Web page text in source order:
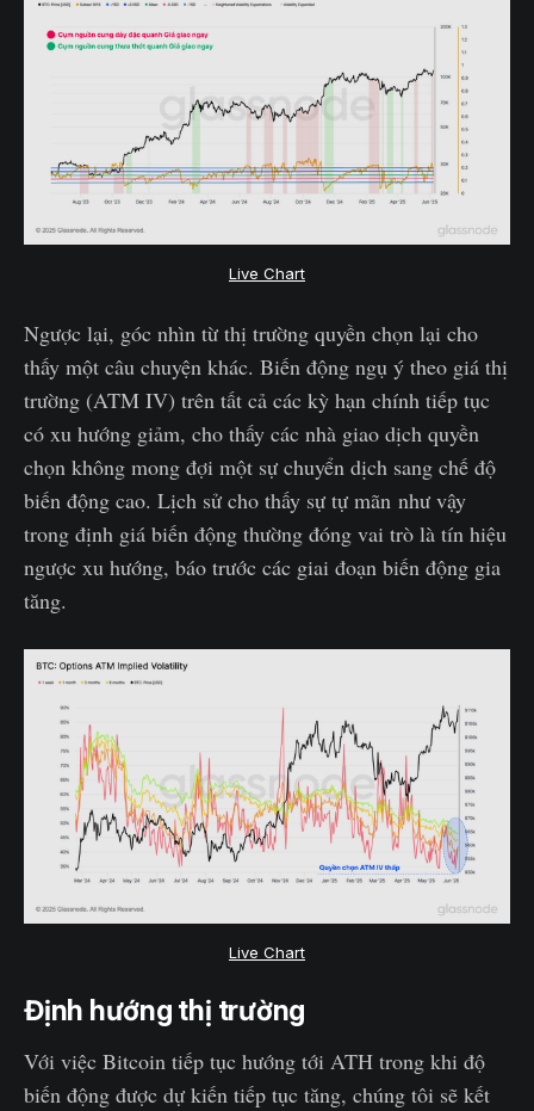
Live Chart
Ngược lại, góc nhìn từ thị trường quyền chọn lại cho
thấy một câu chuyện khác. Biến động ngụ ý theo giá thị
trường (ATM IV) trên tất cả các kỳ hạn chính tiếp tục
có xu hướng giảm, cho thấy các nhà giao dịch quyền
chọn không mong đợi một sự chuyển dịch sang chế độ
biến động cao. Lịch sử cho thấy sự tự mãn như vậy
trong định giá biến động thường đóng vai trò là tín hiệu
ngược xu hướng, báo trước các giai đoạn biến động gia
tăng.
Live Chart
Định hướng thị trường
Với việc Bitcoin tiếp tục hướng tới ATH trong khi độ
biến động được dự kiến tiếp tục tăng, chúng tôi sẽ kết